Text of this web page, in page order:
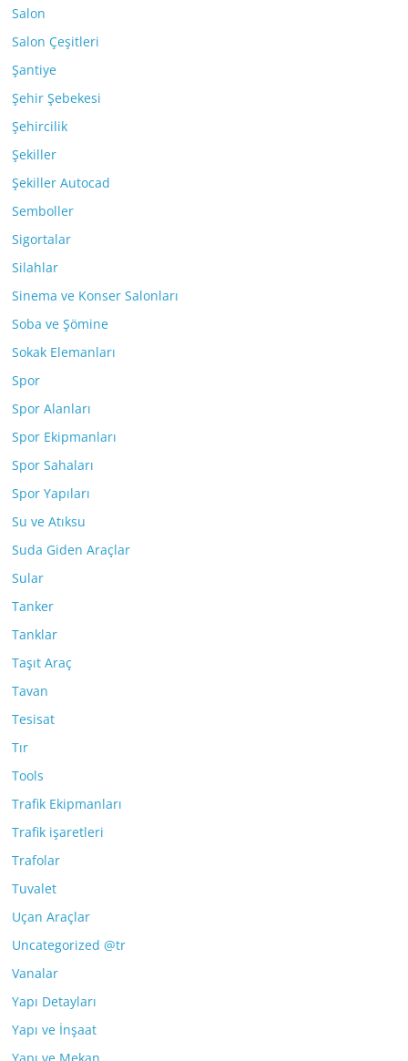
Salon
Salon Çeşitleri
Şantiye
Şehir Şebekesi
Şehircilik
Şekiller
Şekiller Autocad
Semboller
Sigortalar
Silahlar
Sinema ve Konser Salonları
Soba ve Şömine
Sokak Elemanları
Spor
Spor Alanları
Spor Ekipmanları
Spor Sahaları
Spor Yapıları
Su ve Atıksu
Suda Giden Araçlar
Sular
Tanker
Tanklar
Taşıt Araç
Tavan
Tesisat
Tır
Tools
Trafik Ekipmanları
Trafik işaretleri
Trafolar
Tuvalet
Uçan Araçlar
Uncategorized @tr
Vanalar
Yapı Detayları
Yapı ve İnşaat
Yapı ve Mekan